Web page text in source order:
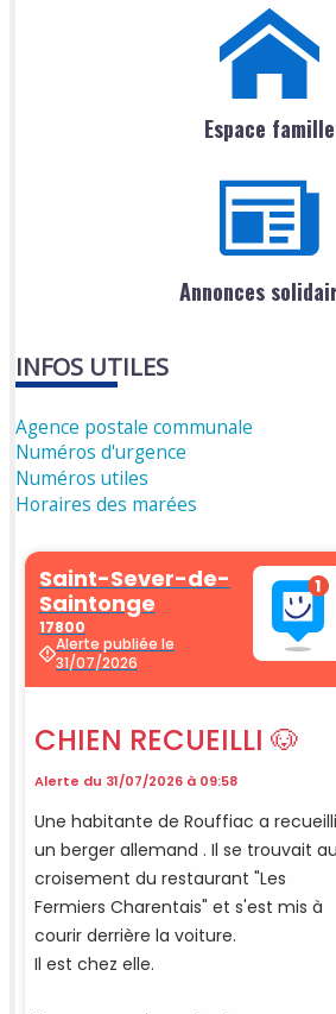
Espace famille
Annonces
INFOS UTILES
Agence postale communale
Numéros d'urgence
Numéros utiles
Horaires des marées